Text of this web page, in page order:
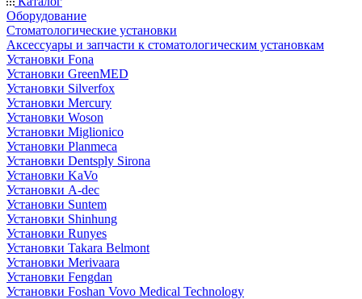
Оборудование
Стоматологические установки
Аксессуары и запчасти к стоматологическим установкам
Установки Fona
Установки GreenMED
Установки Silverfox
Установки Mercury
Установки Woson
Установки Miglionico
Установки Planmeca
Установки Dentsply Sirona
Установки KaVo
Установки A-dec
Установки Suntem
Установки Shinhung
Установки Runyes
Установки Takara Belmont
Установки Merivaara
Установки Fengdan
Установки Foshan Vovo Medical Technology